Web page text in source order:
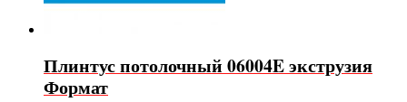
Плинтус потолочный 06004E экструзия
Формат